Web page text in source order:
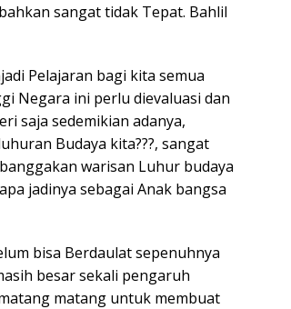
sangat tidak Tepat. Bahlil
Pelajaran bagi kita semua
Negara ini perlu dievaluasi dan
saja sedemikian adanya,
Budaya kita???, sangat
warisan Luhur budaya
jadinya sebagai Anak bangsa
bisa Berdaulat sepenuhnya
besar sekali pengaruh
matang untuk membuat